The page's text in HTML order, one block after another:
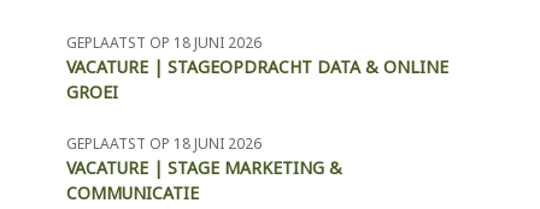
GEPLAATST OP 18 JUNI 2026
VACATURE | STAGEOPDRACHT DATA & ONLINE
GROEI
GEPLAATST OP 18 JUNI 2026
VACATURE | STAGE MARKETING &
COMMUNICATIE